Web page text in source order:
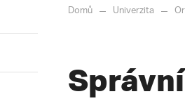
Domů Univerzita